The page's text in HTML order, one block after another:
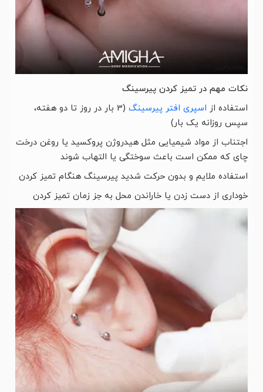
نکات مهم در تمیز کردن پیرسینگ
استفاده از اسپری افتر پیرسینگ
(3 بار در روز تا دو هفته،
سپس روزانه یک بار)
اجتناب از مواد شیمیایی مثل هیدروژن پروکسید یا روغن درخت
چای که ممکن است باعث سوختگی یا التهاب شوند
استفاده ملایم و بدون حرکت شدید پیرسینگ هنگام تمیز کردن
خوداری از دست زدن یا خاراندن محل به جز زمان تمیز کردن